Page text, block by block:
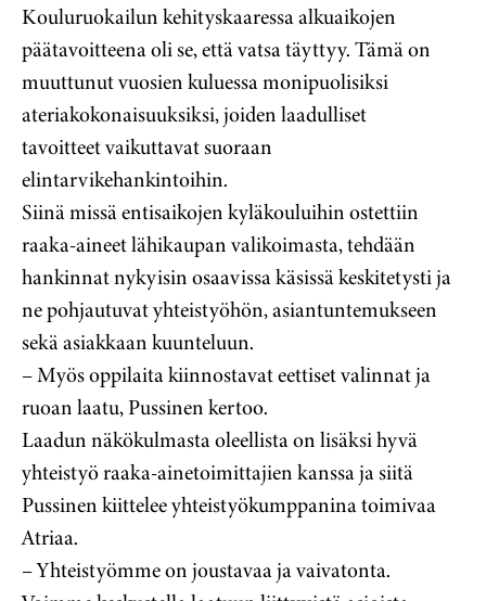
Kouluruokailun kehityskaaressa alkuaikojen
päätavoitteena oli se, että vatsa täyttyy. Tämä on
muuttunut vuosien kuluessa monipuolisiksi
ateriakokonaisuuksiksi, joiden laadulliset
tavoitteet vaikuttavat suoraan
elintarvikehankintoihin.
Siinä missä entisaikojen kyläkouluihin ostettiin
raaka-aineet lähikaupan valikoimasta, tehdään
hankinnat nykyisin osaavissa käsissä keskitetysti ja
ne pohjautuvat yhteistyöhön, asiantuntemukseen
sekä asiakkaan kuunteluun.
– Myös oppilaita kiinnostavat eettiset valinnat ja
ruoan laatu, Pussinen kertoo.
Laadun näkökulmasta oleellista on lisäksi hyvä
yhteistyö raaka-ainetoimittajien kanssa ja siitä
Pussinen kiittelee yhteistyökumppanina toimivaa
Atriaa.
– Yhteistyömme on joustavaa ja vaivatonta.